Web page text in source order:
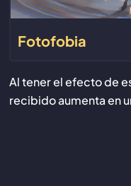
Fotofobia
Al tener el efecto de
recibido aumenta en